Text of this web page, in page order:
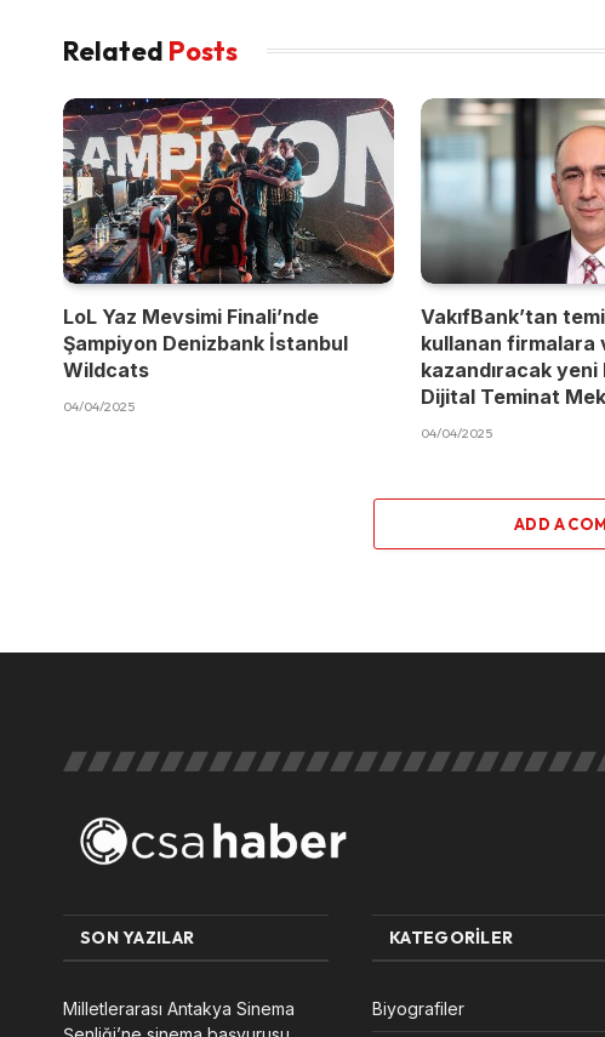
Related Posts
LoL Yaz Mevsimi Finali’nde
Şampiyon Denizbank İstanbul
Wildcats
04/04/2025
VakıfBank’tan
kullanan firmalara
kazandıracak
Dijital Teminat
04/04/2025
ADD A
SON YAZILAR
Milletlerarası Antakya Sinema
KATEGORILER
Biyografiler